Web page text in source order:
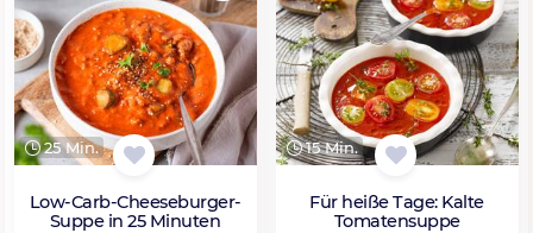
25 Min.
Low-Carb-Cheeseburger-
Suppe in 25 Minuten
15 Min.
Für heiße Tage: Kalte
Tomatensuppe